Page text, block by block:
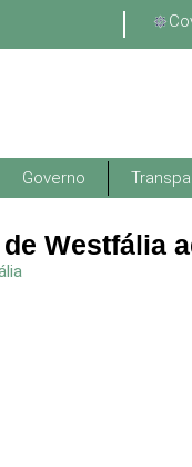
Governo
Westfália